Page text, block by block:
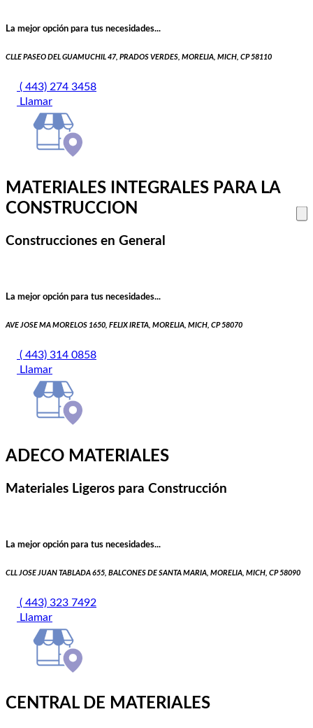
La mejor opción para tus necesidades...
CLLE PASEO DEL GUAMUCHIL 47, PRADOS VERDES, MORELIA, MICH, CP 58110
( 443) 274 3458
Llamar
MATERIALES INTEGRALES PARA LA
CONSTRUCCION
Construcciones en General
La mejor opción para tus necesidades...
AVE JOSE MA MORELOS 1650, FELIX IRETA, MORELIA, MICH, CP 58070
( 443) 314 0858
Llamar
ADECO MATERIALES
Materiales Ligeros para Construcción
La mejor opción para tus necesidades...
CLL JOSE JUAN TABLADA 655, BALCONES DE SANTA MARIA, MORELIA, MICH, CP 58090
( 443) 323 7492
Llamar
CENTRAL DE MATERIALES